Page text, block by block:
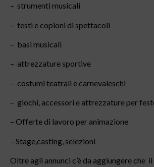
– strumenti musicali
– testi e copioni di spettacoli
– basi musicali
– attrezzature sportive
– costumi teatrali e carnevaleschi
– giochi, accessori e attrezzature per
– Offerte di lavoro per animazione
– Stage,casting, selezioni
Oltre agli annunci c’è da aggiungere che